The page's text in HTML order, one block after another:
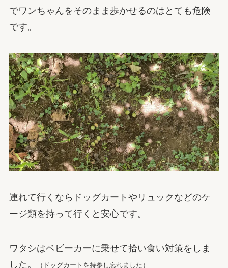
でワンちゃんをそのまま歩かせるのはとても危険
です。
連れて行くならドッグカートやリュックなどのケ
ージ類を持って行くと安心です。
ワタシはベビーカーに乗せて拾い食い対策をしま
した。
（ドッグカートを持参し忘れました）